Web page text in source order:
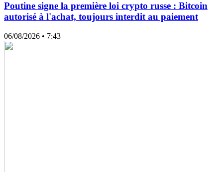
Poutine signe la première loi crypto russe : Bitcoin
autorisé à l'achat, toujours interdit au paiement
06/08/2026 • 7:43